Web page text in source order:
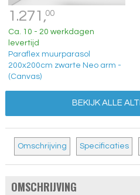
1.271,00
Ca. 10 - 20 werkdagen
levertijd
Paraflex muurparasol
200x200cm zwarte Neo arm -
(Canvas)
BEKIJK ALLE
Omschrijving Specificaties
OMSCHRIJVING